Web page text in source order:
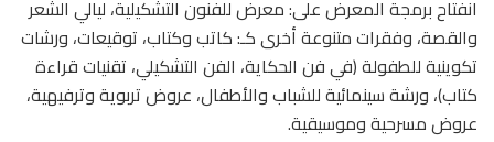
انفتاح برمجة المعرض على: معرض للفنون التشكيلية، ليالي الشعر
والقصة، وفقرات متنوعة أخرى كـ: كاتب وكتاب، توقيعات، ورشات
تكوينية للطفولة (في فن الحكاية، الفن التشكيلي، تقنيات قراءة
كتاب)، ورشة سينمائية للشباب والأطفال، عروض تربوية وترفيهية،
عروض مسرحية وموسيقية.